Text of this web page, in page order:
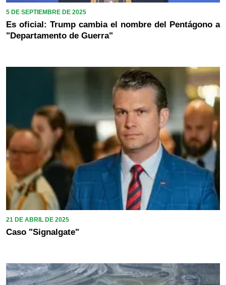
5 DE SEPTIEMBRE DE 2025
Es oficial: Trump cambia el nombre del Pentágono a
"Departamento de Guerra"
21 DE ABRIL DE 2025
Caso "Signalgate"